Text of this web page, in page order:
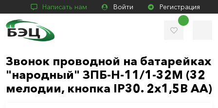
Написать нам Войти Регистрация
Звонок проводной на батарейках
"народный" ЗПБ-Н-11/1-32М (32
мелодии, кнопка IP30. 2х1,5В АА)